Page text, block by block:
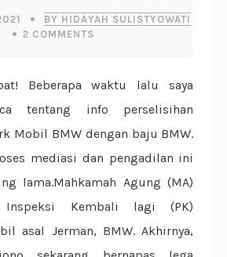
BY HIDAYAH SULISTYOWATI
2 COMMENTS
tentang info perselisihan
Mobil BMW dengan baju BMW.
mediasi dan pengadilan ini
lama.Mahkamah Agung (MA)
Kembali lagi (PK)
asal Jerman, BMW. Akhirnya,